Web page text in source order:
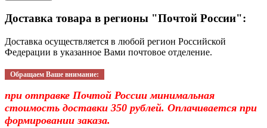
Доставка товара в регионы "Почтой России":
Доставка осуществляется в любой регион Российской
Федерации в указанное Вами почтовое отделение.
Обращаем Ваше внимание:
при отправке Почтой России минимальная
стоимость доставки 350 рублей. Оплачивается при
формировании заказа.